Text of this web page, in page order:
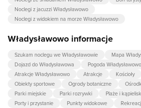
Noclegi z jacuzzi Władysławowo
Noclegi z widokiem na morze Władysławowo
Władysławowo informacje
Szukam noclegu we Władysławowie
Mapa
Dojazd do Władysławowa
Pogoda Władysławowo
Atrakcje Władysławowo
Atrakcje Kościoły
Obiekty sportowe
Ogrody botaniczne
Parki miejskie
Parki rozrywki Plaże i
Porty i przystanie
Punkty widokowe